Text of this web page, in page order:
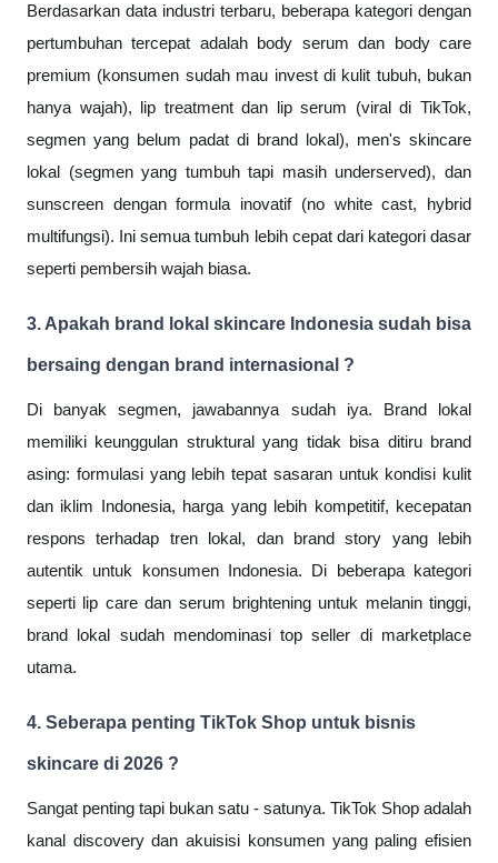
Berdasarkan data industri terbaru, beberapa kategori dengan
pertumbuhan tercepat adalah body serum dan body care
premium (konsumen sudah mau invest di kulit tubuh, bukan
hanya wajah), lip treatment dan lip serum (viral di TikTok,
segmen yang belum padat di brand lokal), men's skincare
lokal (segmen yang tumbuh tapi masih underserved), dan
sunscreen dengan formula inovatif (no white cast, hybrid
multifungsi). Ini semua tumbuh lebih cepat dari kategori dasar
seperti pembersih wajah biasa.
3. Apakah brand lokal skincare Indonesia sudah bisa
bersaing dengan brand internasional ?
Di banyak segmen, jawabannya sudah iya. Brand lokal
memiliki keunggulan struktural yang tidak bisa ditiru brand
asing: formulasi yang lebih tepat sasaran untuk kondisi kulit
dan iklim Indonesia, harga yang lebih kompetitif, kecepatan
respons terhadap tren lokal, dan brand story yang lebih
autentik untuk konsumen Indonesia. Di beberapa kategori
seperti lip care dan serum brightening untuk melanin tinggi,
brand lokal sudah mendominasi top seller di marketplace
utama.
4. Seberapa penting TikTok Shop untuk bisnis
skincare di 2026 ?
Sangat penting tapi bukan satu - satunya. TikTok Shop adalah
kanal discovery dan akuisisi konsumen yang paling efisien